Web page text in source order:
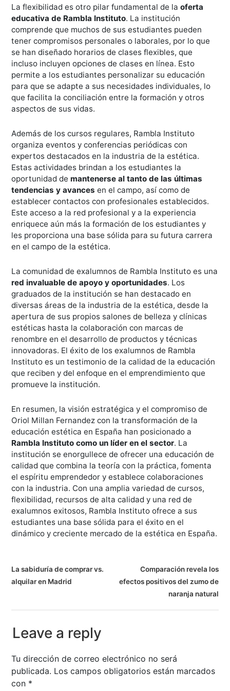
La flexibilidad es otro pilar fundamental de laoferta
educativa de Rambla Instituto. La institución
comprende que muchos de sus estudiantes pueden
tener compromisos personales o laborales, por lo que
se han diseñado horarios de clases flexibles, que
incluso incluyen opciones de clases en línea. Esto
permite a los estudiantes personalizar su educación
para que se adapte a sus necesidades individuales, lo
que facilita la conciliación entre la formación y otros
aspectos de sus vidas.
Además de los cursos regulares, Rambla Instituto
organiza eventos y conferencias periódicas con
expertos destacados en la industria de la estética.
Estas actividades brindan a los estudiantes la
oportunidad de mantenerse al tanto de las últimas
tendencias y avancesen el campo, así como de
establecer contactos con profesionales establecidos.
Este acceso a la red profesional y a la experiencia
enriquece aún más la formación de los estudiantes y
les proporciona una base sólida para su futura carrera
en el campo de la estética.
La comunidad de exalumnos de Rambla Instituto es una
red invaluable de apoyo y oportunidades. Los
graduados de la institución se han destacado en
diversas áreas de la industria de la estética, desde la
apertura de sus propios salones de belleza y clínicas
estéticas hasta la colaboración con marcas de
renombre en el desarrollo de productos y técnicas
innovadoras. El éxito de los exalumnos de Rambla
Instituto es un testimonio de la calidad de la educación
que reciben y del enfoque en el emprendimiento que
promueve la institución.
En resumen, la visión estratégica y el compromiso de
Oriol Millan Fernandez con la transformación de la
educación estética en España han posicionado a
Rambla Instituto como un líder en el sector. La
institución se enorgullece de ofrecer una educación de
calidad que combina la teoría con la práctica, fomenta
el espíritu emprendedor y establece colaboraciones
con la industria. Con una amplia variedad de cursos,
flexibilidad, recursos de alta calidad y una red de
exalumnos exitosos, Rambla Instituto ofrece a sus
estudiantes una base sólida para el éxito en el
dinámico y creciente mercado de la estética en España.
N
a
v
e
a
La sabiduría de comprar vs.
alquilar en Madrid
Comparación revela los
efectos positivos del zumo de
naranja natural
Leave a reply
Tu dirección de correo electrónico no será
publicada. Los campos obligatorios están marcados
con *